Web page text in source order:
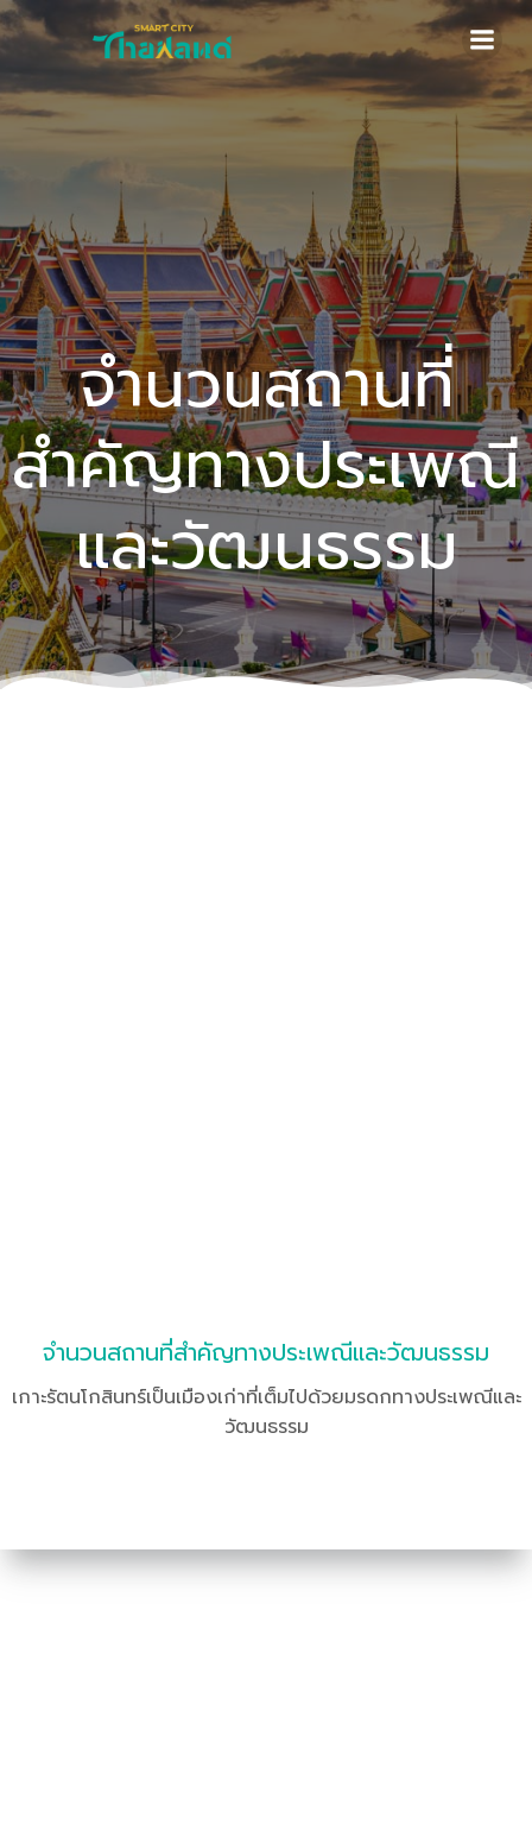
Skip
content
จำนวนสถานที่
สำคัญทางประเพณี
และวัฒนธรรม
จำนวนสถานที่สำคัญทางประเพณีและวัฒนธรรม
เกาะรัตนโกสินทร์เป็นเมืองเก่าที่เต็มไปด้วยมรดกทางประเพณีและ
วัฒนธรรม